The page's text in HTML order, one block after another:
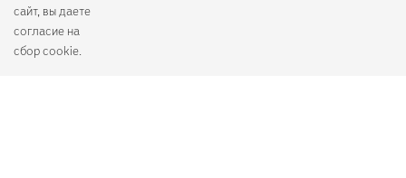
сайт, вы даете
согласие на
сбор cookie.